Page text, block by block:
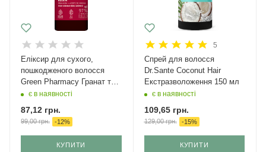
Еліксир для сухого,
пошкодженого волосся
Green Pharmacy Гранат та
арганова олія 150 мл
є в наявності
87,12 грн.
99,00грн. -12%
КУПИТИ
5
Спрей для волосся
Dr.Sante Coconut Hair
Екстразволоження 150 мл
є в наявності
109,65грн.
129,00грн. -15%
КУПИТИ